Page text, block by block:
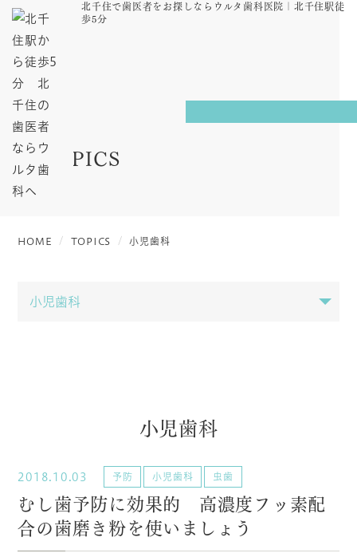
北千住で歯医者をお探しならウルタ歯科医院｜北千住駅徒
歩5分
TOPICS
HOME TOPICS 小児歯科
小児歯科
2018.10.03 予防 小児歯科 虫歯
むし歯予防に効果的 高濃度フッ素配
合の歯磨き粉を使いましょう